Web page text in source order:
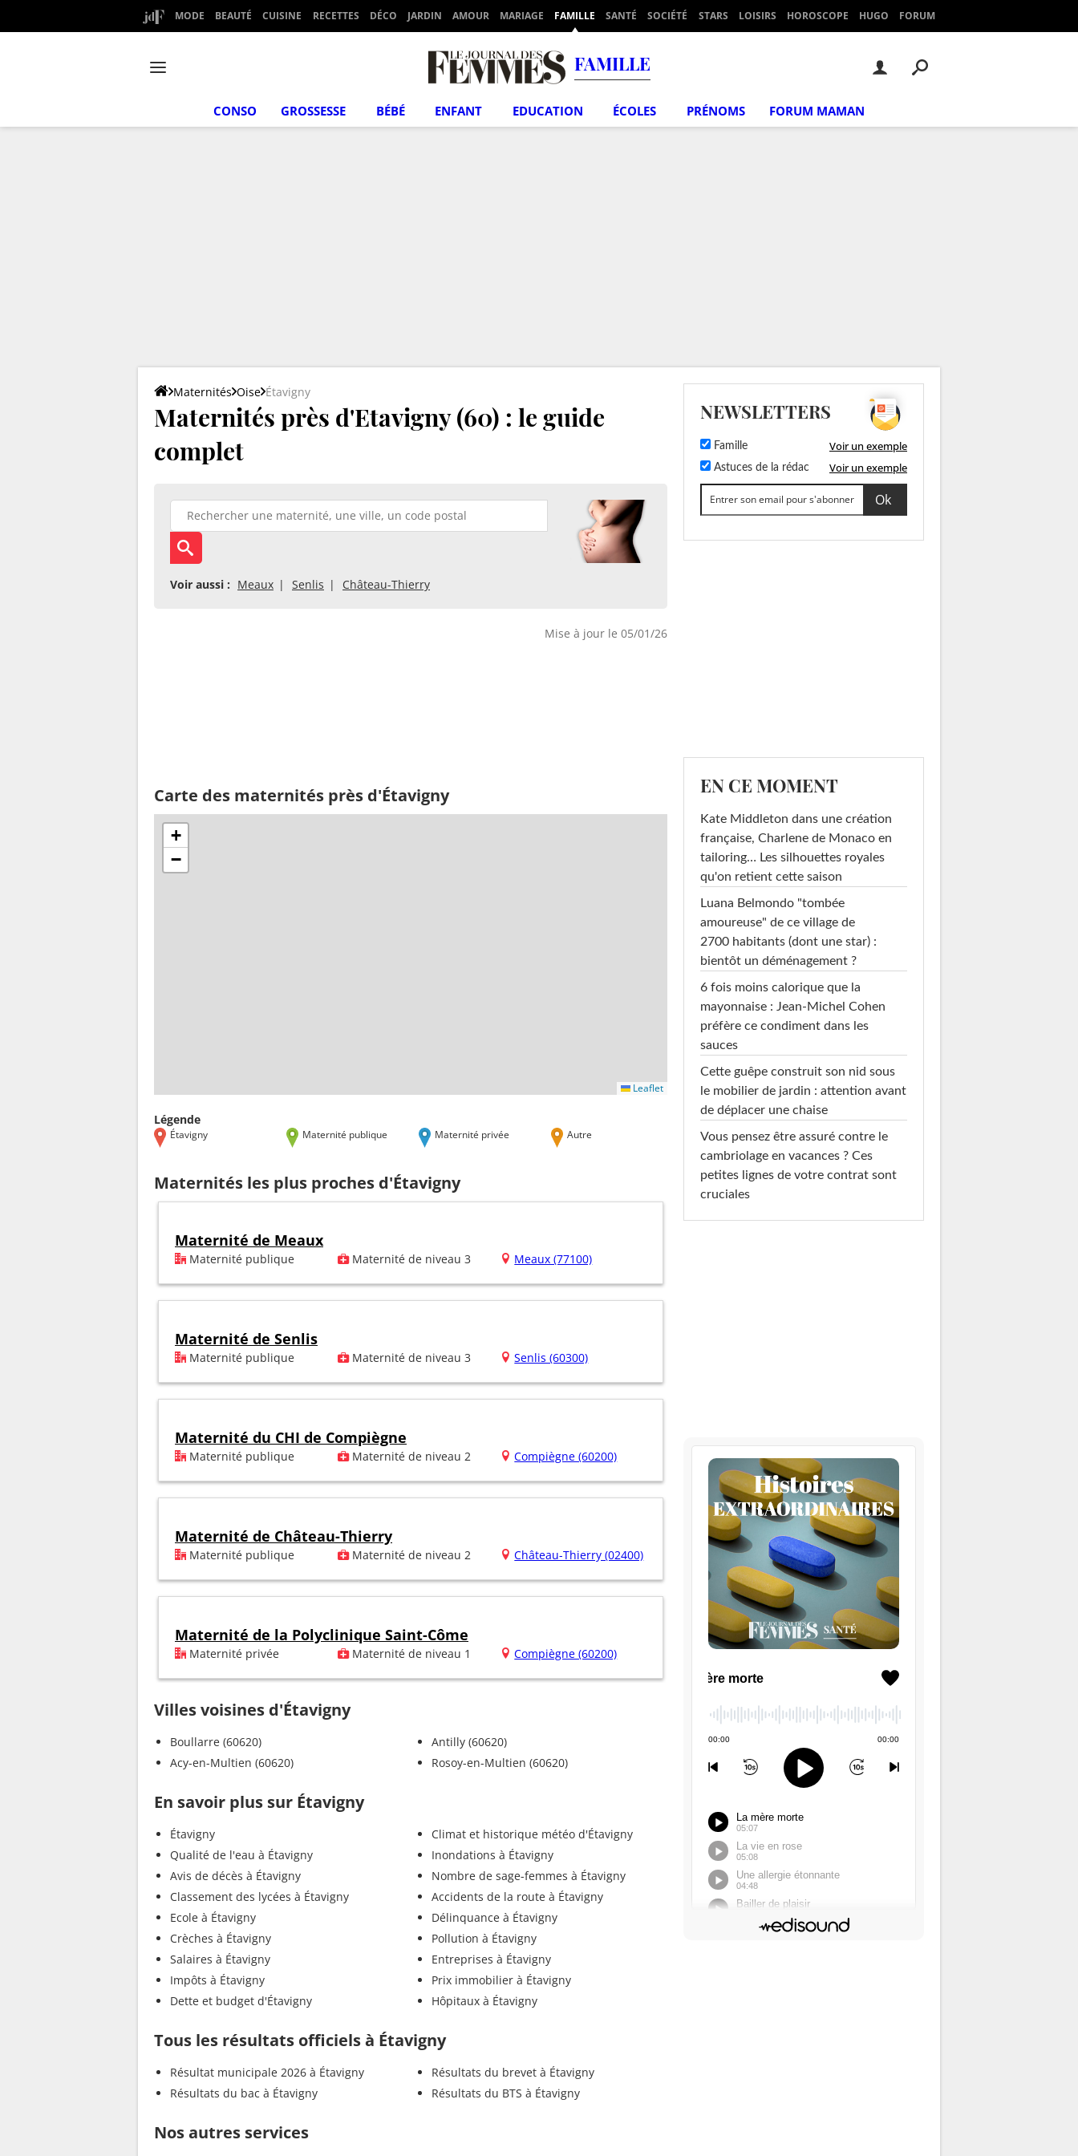
MODE BEAUTÉ CUISINE RECETTES DÉCO JARDIN AMOUR MARIAGE FAMILLE SANTÉ SOCIÉTÉ STARS LOISIRS HOROSCOPE HUGO FORUM
FAMILLE
CONSO GROSSESSE BÉBÉ ENFANT EDUCATION ÉCOLES PRÉNOMS FORUM MAMAN
Maternités Oise Étavigny
Maternités près d'Etavigny (60) : le guide
complet
Voir aussi : Meaux Senlis Château-Thierry
Mise à jour le 05/01/26
Carte des maternités près d'Étavigny
+
−
Leaflet
Légende
Étavigny Maternité publique Maternité privée Autre
Maternités les plus proches d'Étavigny
Maternité de Meaux
Maternité publique Maternité de niveau 3 Meaux (77100)
Maternité de Senlis
Maternité publique Maternité de niveau 3 Senlis (60300)
Maternité du CHI de Compiègne
Maternité publique Maternité de niveau 2 Compiègne (60200)
Maternité de Château-Thierry
Maternité publique Maternité de niveau 2 Château-Thierry (02400)
Maternité de la Polyclinique Saint-Côme
Maternité privée Maternité de niveau 1 Compiègne (60200)
Villes voisines d'Étavigny
Boullarre (60620)
Acy-en-Multien (60620)
Antilly (60620)
Rosoy-en-Multien (60620)
En savoir plus sur Étavigny
Étavigny
Qualité de l'eau à Étavigny
Avis de décès à Étavigny
Classement des lycées à Étavigny
Ecole à Étavigny
Crèches à Étavigny
Salaires à Étavigny
Impôts à Étavigny
Dette et budget d'Étavigny
Climat et historique météo d'Étavigny
Inondations à Étavigny
Nombre de sage-femmes à Étavigny
Accidents de la route à Étavigny
Délinquance à Étavigny
Pollution à Étavigny
Entreprises à Étavigny
Prix immobilier à Étavigny
Hôpitaux à Étavigny
Tous les résultats officiels à Étavigny
Résultat municipale 2026 à Étavigny
Résultats du bac à Étavigny
Résultats du brevet à Étavigny
Résultats du BTS à Étavigny
Nos autres services
NEWSLETTERS
Famille Voir un exemple
Astuces de la rédac Voir un exemple
EN CE MOMENT
Kate Middleton dans une création
française, Charlene de Monaco en
tailoring… Les silhouettes royales
qu'on retient cette saison
Luana Belmondo "tombée
amoureuse" de ce village de
2700 habitants (dont une star) :
bientôt un déménagement ?
6 fois moins calorique que la
mayonnaise : Jean-Michel Cohen
préfère ce condiment dans les
sauces
Cette guêpe construit son nid sous
le mobilier de jardin : attention avant
de déplacer une chaise
Vous pensez être assuré contre le
cambriolage en vacances ? Ces
petites lignes de votre contrat sont
cruciales